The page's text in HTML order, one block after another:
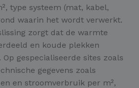
type systeem (mat, kabel,
waarin het wordt verwerkt.
zorgt dat de warmte
en koude plekken
gespecialiseerde sites zoals
gegevens zoals
en stroomverbruik per m²,